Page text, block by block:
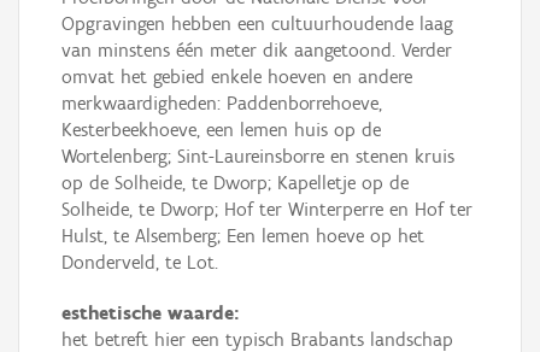
Opgravingen hebben een cultuurhoudende laag
van minstens één meter dik aangetoond. Verder
omvat het gebied enkele hoeven en andere
merkwaardigheden: Paddenborrehoeve,
Kesterbeekhoeve, een lemen huis op de
Wortelenberg; Sint-Laureinsborre en stenen kruis
op de Solheide, te Dworp; Kapelletje op de
Solheide, te Dworp; Hof ter Winterperre en Hof ter
Hulst, te Alsemberg; Een lemen hoeve op het
Donderveld, te Lot.
esthetische waarde:
het betreft hier een typisch Brabants landschap